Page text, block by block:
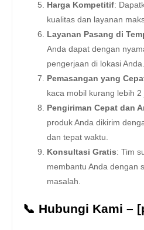
Harga Kompetitif:
kualitas dan layanan
Layanan Pasang di
Anda dapat dengan
pengerjaan di lokasi Anda.
Pemasangan yang
kaca mobil kurang lebih 2
Pengiriman Cepat dan
produk Anda dikirim
dan tepat waktu.
Konsultasi Gratis: Tim
membantu Anda dengan
masalah.
📞 Hubungi Kami –